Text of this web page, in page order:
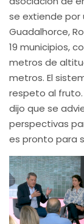
se extiende por
Guadalhorce,
19 municipios,
metros de
metros. El
respeto al
dijo que se
perspectivas
es pronto para